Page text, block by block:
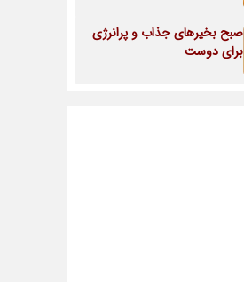
صبح بخیرهای جذاب و پرانرژی
برای دوست